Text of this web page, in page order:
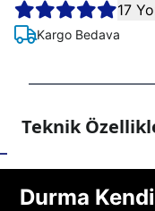
17
Kargo Bedava
Teknik
Durma